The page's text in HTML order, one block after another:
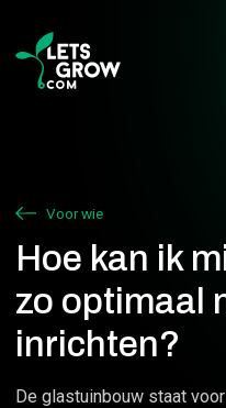
Voor wie
Hoe kan ik
zo optimaal
inrichten?
De glastuinbouw staat